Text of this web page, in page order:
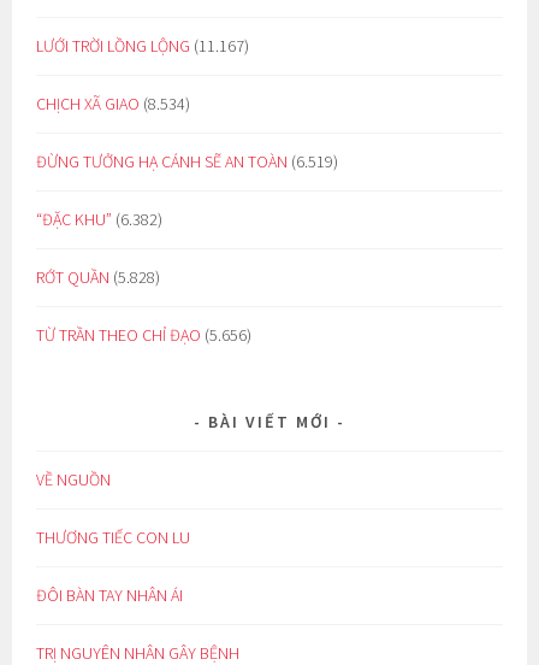
LƯỚI TRỜI LỒNG LỘNG (11.167)
CHỊCH XÃ GIAO (8.534)
ĐỪNG TƯỞNG HẠ CÁNH SẼ AN TOÀN (6.519)
“ĐẶC KHU” (6.382)
RỚT QUẦN (5.828)
TỪ TRẦN THEO CHỈ ĐẠO (5.656)
BÀI VIẾT MỚI
VỀ NGUỒN
THƯƠNG TIẾC CON LU
ĐÔI BÀN TAY NHÂN ÁI
TRỊ NGUYÊN NHÂN GÂY BỆNH